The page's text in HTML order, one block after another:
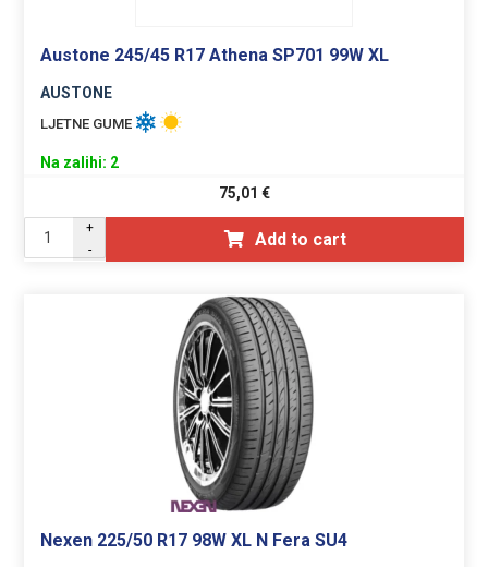
Austone 245/45 R17 Athena SP701 99W XL
AUSTONE
LJETNE GUME
Na zalihi: 2
75,01 €
+
-
Add to cart
Nexen 225/50 R17 98W XL N Fera SU4